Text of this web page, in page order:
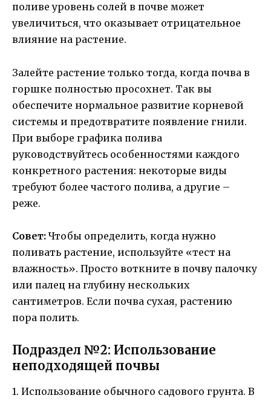
поливе уровень солей в почве может
увеличиться, что оказывает отрицательное
влияние на растение.
Залейте растение только тогда, когда почва в
горшке полностью просохнет. Так вы
обеспечите нормальное развитие корневой
системы и предотвратите появление гнили.
При выборе графика полива
руководствуйтесь особенностями каждого
конкретного растения: некоторые виды
требуют более частого полива, а другие –
реже.
Совет: Чтобы определить, когда нужно
поливать растение, используйте «тест на
влажность». Просто воткните в почву палочку
или палец на глубину нескольких
сантиметров. Если почва сухая, растению
пора полить.
Подраздел №2: Использование
неподходящей почвы
1. Использование обычного садового грунта. В